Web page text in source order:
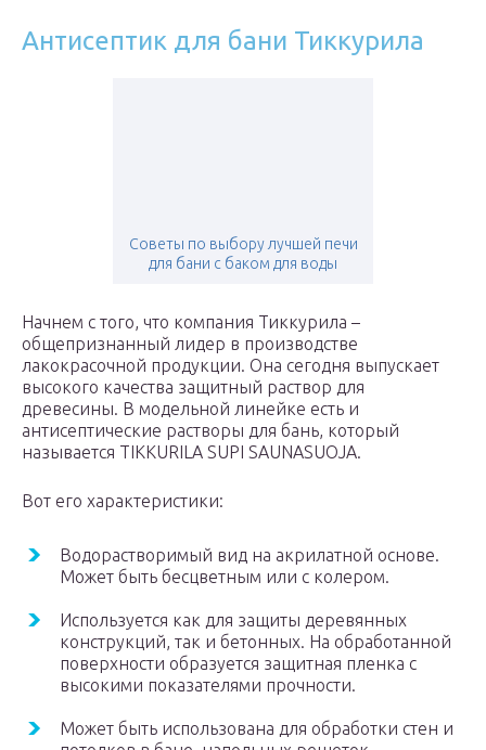
Антисептик для бани Тиккурила
Советы по выбору лучшей печи
для бани с баком для воды
Начнем с того, что компания Тиккурила –
общепризнанный лидер в производстве
лакокрасочной продукции. Она сегодня выпускает
высокого качества защитный раствор для
древесины. В модельной линейке есть и
антисептические растворы для бань, который
называется TIKKURILA SUPI SAUNASUOJA.
Вот его характеристики:
Водорастворимый вид на акрилатной основе.
Может быть бесцветным или с колером.
Используется как для защиты деревянных
конструкций, так и бетонных. На обработанной
поверхности образуется защитная пленка с
высокими показателями прочности.
Может быть использована для обработки стен и